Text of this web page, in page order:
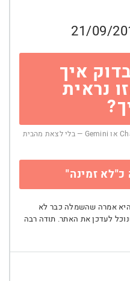
21/09/
איך
נראית
זמינה"
אמרה שהשמלה כבר לא
לעדכן את האתר. תודה רבה